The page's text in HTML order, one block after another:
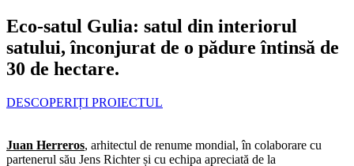
Eco-satul Gulia: satul din interiorul
satului, înconjurat de o pădure întinsă de
30 de hectare.
DESCOPERIȚI PROIECTUL
Juan Herreros, arhitectul de renume mondial, în colaborare cu
partenerul său Jens Richter și cu echipa apreciată de la